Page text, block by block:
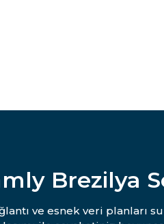
Brezilya
ve esnek veri planları